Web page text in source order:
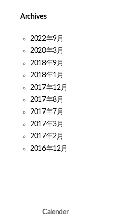
Archives
2022年9月
2020年3月
2018年9月
2018年1月
2017年12月
2017年8月
2017年7月
2017年3月
2017年2月
2016年12月
Calender